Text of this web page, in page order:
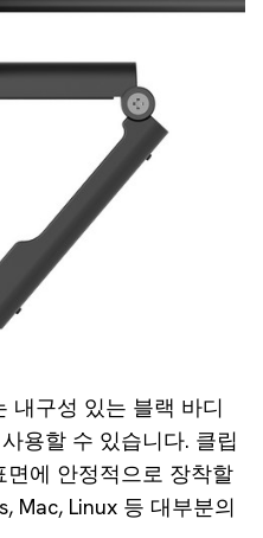
내구성 있는 블랙 바디
용할 수 있습니다. 클립
에 안정적으로 장착할
Mac, Linux 등 대부분의